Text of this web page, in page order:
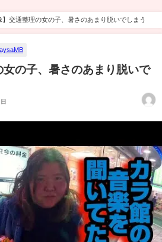
】交通整理の女の子、暑さのあまり脱いでしまう
女の子、暑さのあまり脱いで